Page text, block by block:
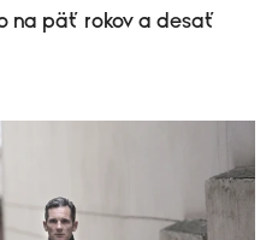
na päť rokov a desať